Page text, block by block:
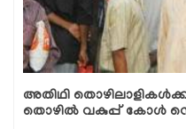
അതിഥി
തൊഴില്‍ വകുപ്പ് കോള്‍